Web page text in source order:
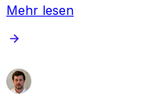
Mehr lesen